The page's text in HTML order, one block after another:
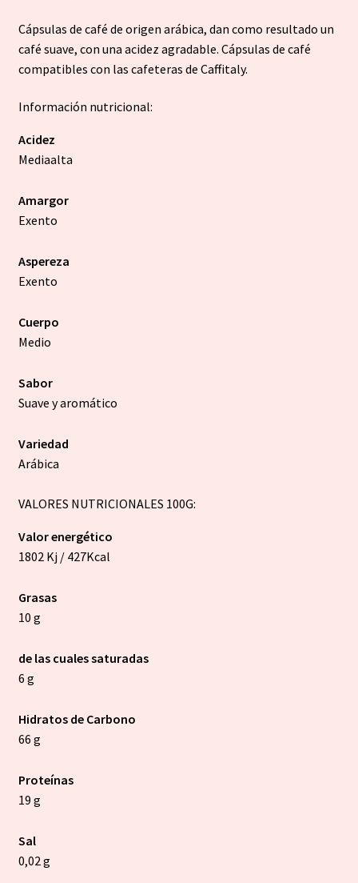
Cápsulas de café de origen arábica, dan como resultado un
café suave, con una acidez agradable. Cápsulas de café
compatibles con las cafeteras de Caffitaly.
Información nutricional:
Acidez
Mediaalta
Amargor
Exento
Aspereza
Exento
Cuerpo
Medio
Sabor
Suave y aromático
Variedad
Arábica
VALORES NUTRICIONALES 100G:
Valor energético
1802 Kj / 427Kcal
Grasas
10 g
de las cuales saturadas
6 g
Hidratos de Carbono
66 g
Proteínas
19 g
Sal
0,02 g